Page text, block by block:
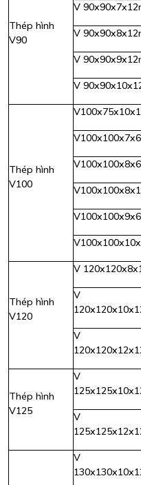
Thép hình
V90
V
V
V
V
Thép hình
V100
Thép hình
V120
V
V
V
Thép hình
V125
V
V
V